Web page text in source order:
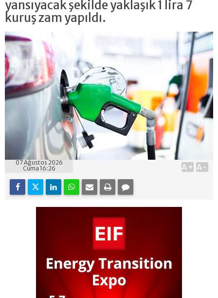
yansıyacak şekilde yaklaşık 1 lira 7
kuruş zam yapıldı.
07 Ağustos 2026
Cuma 16:26
A+ A-